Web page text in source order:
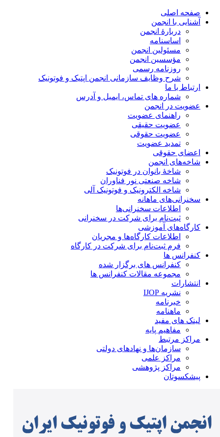
صفحه اصلی
آشنایی با انجمن
دربارۀ انجمن
اساسنامه
مسئولین انجمن
مؤسسین انجمن
روزنامه رسمی
شرح وظایف سازمانی انجمن اپتیک و فوتونیک
ارتباط با ما
شماره های تماس، ایمیل و آدرس
عضویت در انجمن
راهنمای عضویت
عضویت حقیقی
عضویت حقوقی
تمدید عضویت
اعضای حقوقی
شاخه‌های انجمن
شاخۀ بانوان در فوتونیک
شاخه صنعتی نور فناوران
شاخه‌ الکترونیک و فوتونیک آلی
سخنرانی‌های ماهانه
اطلاعات سخنرانی‌‌ها
ثبت‌نام برای شرکت در سخنرانی
کارگاه‌های آموزشی
اطلاعات کارگاه‌ها و مجریان
فرم ثبت‌نام برای شرکت در کارگاه
کنفرانس ها
کنفرانس های برگزار شده
مجموعه مقالات کنفرانس ها
انتشارات
نشریه IJOP
خبرنامه
ماهنامه
لینک های مفید
مفاهیم پایه
مراکز مرتبط
سازمان‌ها و نهادهای دولتی
مراکز علمی
مراکز پژوهشی
پیشکسوتان